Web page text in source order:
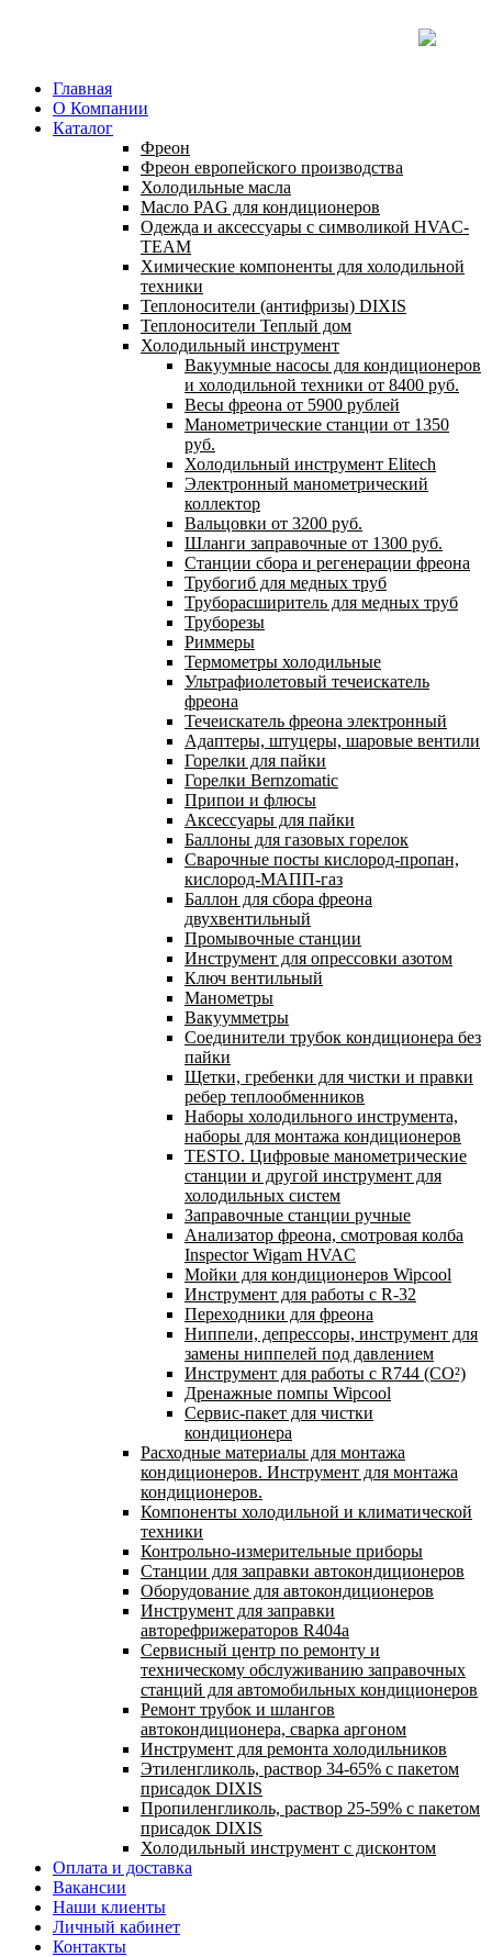
Главная
О Компании
Каталог
Фреон
Фреон европейского производства
Холодильные масла
Масло PAG для кондиционеров
Одежда и аксессуары с символикой HVAC-
TEAM
Химические компоненты для холодильной
техники
Теплоносители (антифризы) DIXIS
Теплоносители Теплый дом
Холодильный инструмент
Вакуумные насосы для кондиционеров
и холодильной техники от 8400 руб.
Весы фреона от 5900 рублей
Манометрические станции от 1350
руб.
Холодильный инструмент Elitech
Электронный манометрический
коллектор
Вальцовки от 3200 руб.
Шланги заправочные от 1300 руб.
Станции сбора и регенерации фреона
Трубогиб для медных труб
Труборасширитель для медных труб
Труборезы
Риммеры
Термометры холодильные
Ультрафиолетовый течеискатель
фреона
Течеискатель фреона электронный
Адаптеры, штуцеры, шаровые вентили
Горелки для пайки
Горелки Bernzomatic
Припои и флюсы
Аксессуары для пайки
Баллоны для газовых горелок
Сварочные посты кислород-пропан,
кислород-МАПП-газ
Баллон для сбора фреона
двухвентильный
Промывочные станции
Инструмент для опрессовки азотом
Ключ вентильный
Манометры
Вакуумметры
Соединители трубок кондиционера без
пайки
Щетки, гребенки для чистки и правки
ребер теплообменников
Наборы холодильного инструмента,
наборы для монтажа кондиционеров
TESTO. Цифровые манометрические
станции и другой инструмент для
холодильных систем
Заправочные станции ручные
Анализатор фреона, смотровая колба
Inspector Wigam HVAC
Мойки для кондиционеров Wipcool
Инструмент для работы с R-32
Переходники для фреона
Ниппели, депрессоры, инструмент для
замены ниппелей под давлением
Инструмент для работы с R744 (CO²)
Дренажные помпы Wipcool
Сервис-пакет для чистки
кондиционера
Расходные материалы для монтажа
кондиционеров. Инструмент для монтажа
кондиционеров.
Компоненты холодильной и климатической
техники
Контрольно-измерительные приборы
Станции для заправки автокондиционеров
Оборудование для автокондиционеров
Инструмент для заправки
авторефрижераторов R404a
Сервисный центр по ремонту и
техническому обслуживанию заправочных
станций для автомобильных кондиционеров
Ремонт трубок и шлангов
автокондиционера, сварка аргоном
Инструмент для ремонта холодильников
Этиленгликоль, раствор 34-65% с пакетом
присадок DIXIS
Пропиленгликоль, раствор 25-59% с пакетом
присадок DIXIS
Холодильный инструмент с дисконтом
Оплата и доставка
Вакансии
Наши клиенты
Личный кабинет
Контакты